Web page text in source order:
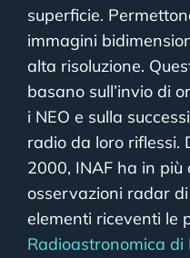
superficie.
immagini
alta risoluzione.
basano sull’invio di
i NEO e sulla
radio da loro riflessi.
2000, INAF ha in
osservazioni radar
elementi riceventi le
Radioastronomica di